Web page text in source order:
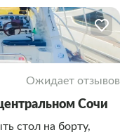
Ожидает отзывов
Сочи
стол на борту,